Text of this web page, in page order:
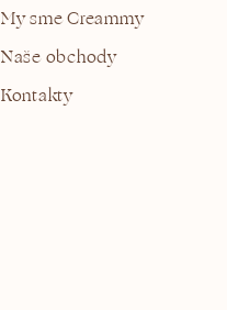
My sme Creammy
Naše obchody
Kontakty